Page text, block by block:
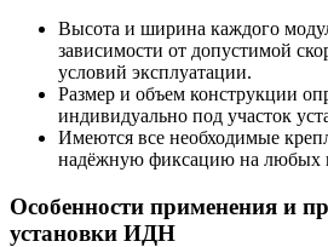
Высота и ширина каждого
зависимости от допустимой
условий эксплуатации.
Размер и объем конструкции
индивидуально под участок
Имеются все необходимые
надёжную фиксацию на любых
Особенности применения и
установки ИДН